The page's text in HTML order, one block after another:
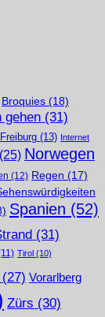
Broquies (18)
gehen (31)
Freiburg (13) Internet
(25) Norwegen
(12) Regen (17)
Spanien (52)
(31)
Tirol (10)
(27) Vorarlberg
Zürs (30)